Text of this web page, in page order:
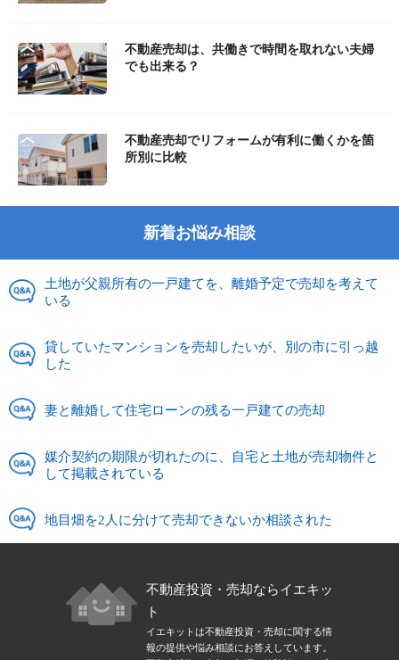
不動産売却は、共働きで時間を取れない夫婦
でも出来る？
不動産売却でリフォームが有利に働くかを箇
所別に比較
新着お悩み相談
土地が父親所有の一戸建てを、離婚予定で売却を考えて
いる
貸していたマンションを売却したいが、別の市に引っ越
した
妻と離婚して住宅ローンの残る一戸建ての売却
媒介契約の期限が切れたのに、自宅と土地が売却物件と
して掲載されている
地目畑を2人に分けて売却できないか相談された
不動産投資・売却ならイエキッ
ト
イエキットは不動産投資・売却に関する情
報の提供や悩み相談にお答えしています。